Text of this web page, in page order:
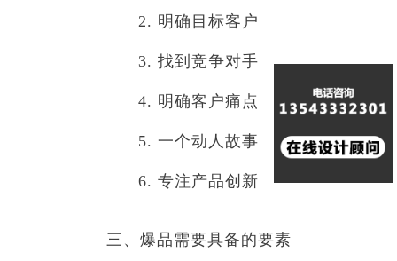
2. 明确目标客户
3. 找到竞争对手
4. 明确客户痛点
5. 一个动人故事
6. 专注产品创新
三、爆品需要具备的要素